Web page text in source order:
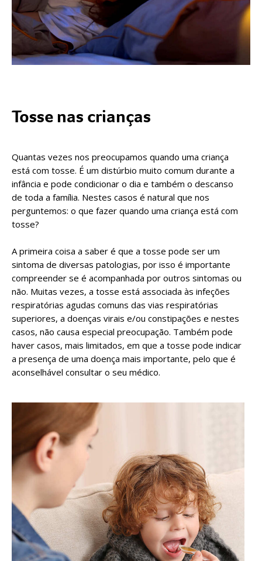
Tosse nas crianças
Quantas vezes nos preocupamos quando uma criança
está com tosse. É um distúrbio muito comum durante a
infância e pode condicionar o dia e também o descanso
de toda a família. Nestes casos é natural que nos
perguntemos: o que fazer quando uma criança está com
tosse?
A primeira coisa a saber é que a tosse pode ser um
sintoma de diversas patologias, por isso é importante
compreender se é acompanhada por outros sintomas ou
não. Muitas vezes, a tosse está associada às infeções
respiratórias agudas comuns das vias respiratórias
superiores, a doenças virais e/ou constipações e nestes
casos, não causa especial preocupação. Também pode
haver casos, mais limitados, em que a tosse pode indicar
a presença de uma doença mais importante, pelo que é
aconselhável consultar o seu médico.